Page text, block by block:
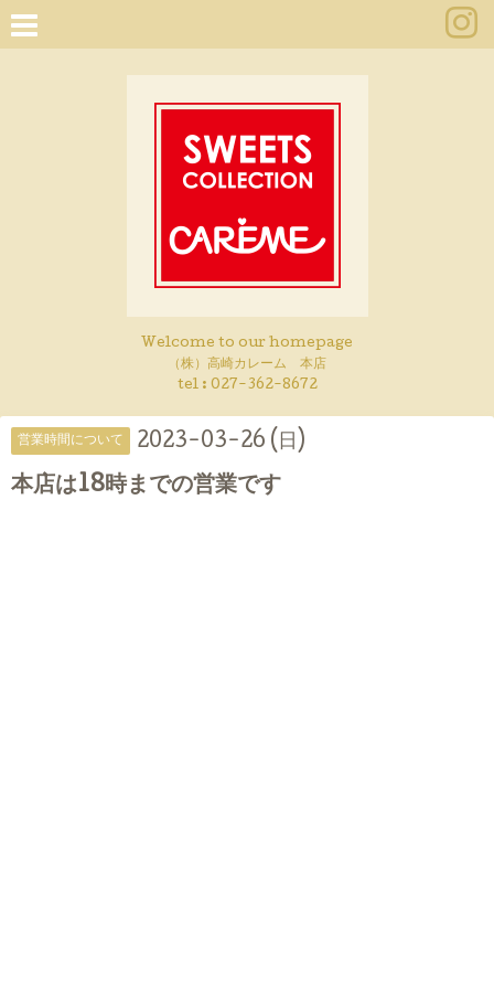
Welcome to our homepage
（株）高崎カレーム 本店
tel : 027-362-8672
営業時間について 2023-03-26 (日)
本店は18時までの営業です